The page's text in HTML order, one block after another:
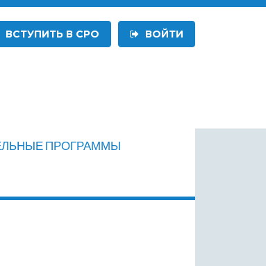
ВОЙТИ
ВСТУПИТЬ В СРО
ПРОГРАММЫ